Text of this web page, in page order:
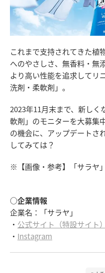
これまで支持されてきた植
へのやさしさ、無香料・無
より高い性能を追求してリ
洗剤・柔軟剤」。
2023年11月末まで、新し
軟剤」のモニターを大募
の機会に、アップデートさ
してみては？
※【画像・参考】「サラヤ」
○企業情報
企業名：「サラヤ」
・ 公式サイト（特設サイト）
・ Instagram